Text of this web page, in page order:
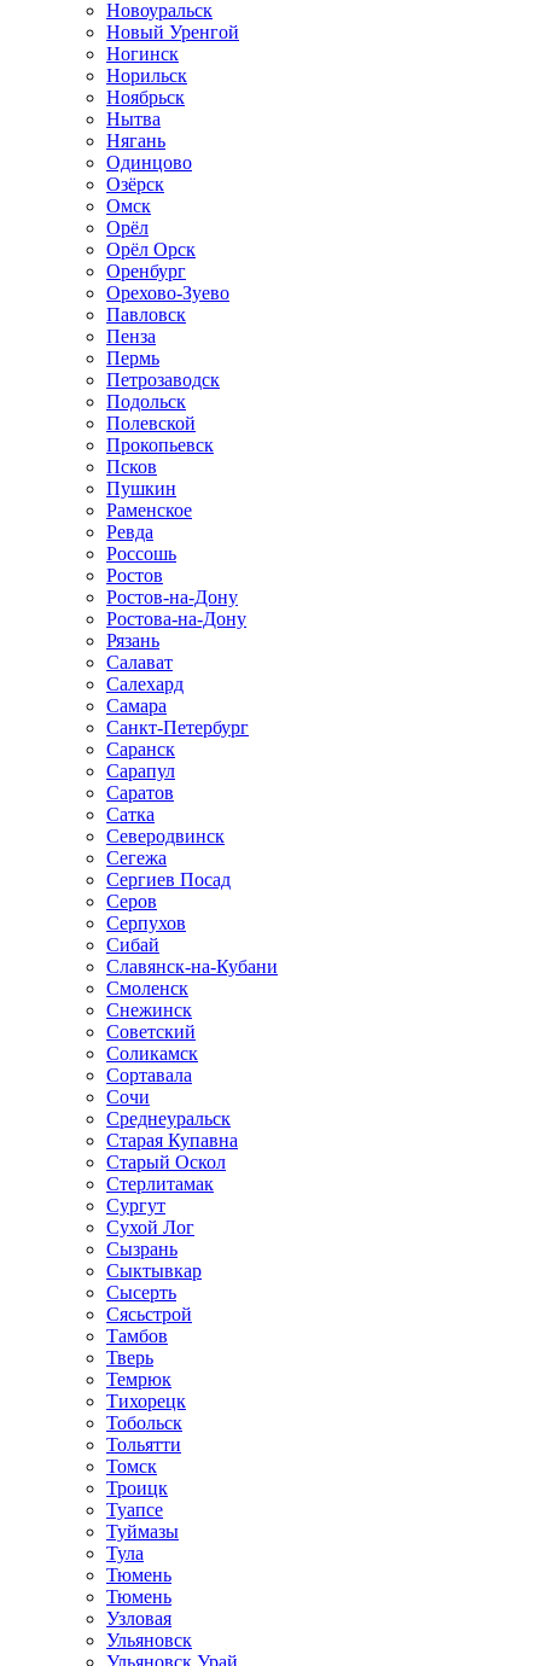
Новоуральск
Новый Уренгой
Ногинск
Норильск
Ноябрьск
Нытва
Нягань
Одинцово
Озёрск
Омск
Орёл
Орёл Орск
Оренбург
Орехово-Зуево
Павловск
Пенза
Пермь
Петрозаводск
Подольск
Полевской
Прокопьевск
Псков
Пушкин
Раменское
Ревда
Россошь
Ростов
Ростов-на-Дону
Ростова-на-Дону
Рязань
Салават
Салехард
Самара
Санкт-Петербург
Саранск
Сарапул
Саратов
Сатка
Северодвинск
Сегежа
Сергиев Посад
Серов
Серпухов
Сибай
Славянск-на-Кубани
Смоленск
Снежинск
Советский
Соликамск
Сортавала
Сочи
Среднеуральск
Старая Купавна
Старый Оскол
Стерлитамак
Сургут
Сухой Лог
Сызрань
Сыктывкар
Сысерть
Сясьстрой
Тамбов
Тверь
Темрюк
Тихорецк
Тобольск
Тольятти
Томск
Троицк
Туапсе
Туймазы
Тула
Тюмень
Тюмень
Узловая
Ульяновск
Ульяновск Урай